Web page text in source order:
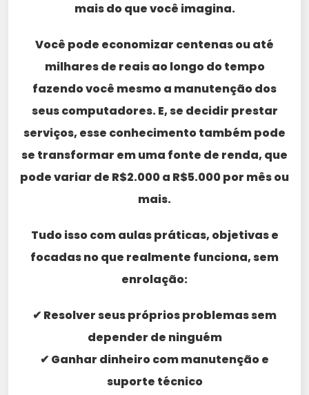
mais do que você imagina.
Você pode economizar centenas ou até
milhares de reais ao longo do tempo
fazendo você mesmo a manutenção dos
seus computadores. E, se decidir prestar
serviços, esse conhecimento também pode
se transformar em uma fonte de renda, que
pode variar de R$2.000 a R$5.000 por mês ou
mais.
Tudo isso com aulas práticas, objetivas e
focadas no que realmente funciona, sem
enrolação:
✔ Resolver seus próprios problemas sem
depender de ninguém
✔ Ganhar dinheiro com manutenção e
suporte técnico